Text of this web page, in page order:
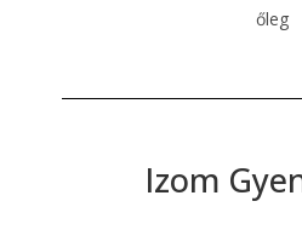
Izom